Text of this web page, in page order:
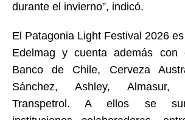
durante el invierno”, indicó.
El Patagonia Light Festival 2026
Edelmag y cuenta además con
Banco de Chile, Cerveza
Sánchez, Ashley, Almasur,
Transpetrol. A ellos se